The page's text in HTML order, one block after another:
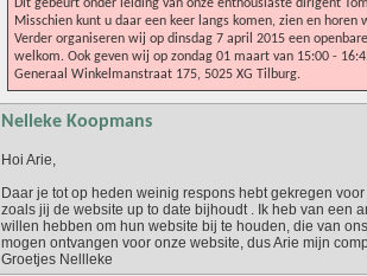
Dit gebeurt onder leiding van onze enthousiaste dirigent
Misschien kunt u daar een keer langs komen, zien en
Verder organiseren wij op dinsdag 7 april 2015 een
welkom. Ook geven wij op zondag 01 maart van 15:00 -
Generaal Winkelmanstraat 175, 5025 XG Tilburg.
Nelleke Koopmans
Hoi Arie,
Daar je tot op heden weinig respons hebt gekregen
zoals jij de website up to date bijhoudt . Ik heb van een
willen hebben om hun website bij te houden, die van
mogen ontvangen voor onze website, dus Arie mijn
Groetjes Nellleke